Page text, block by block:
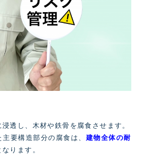
透し、木材や鉄骨を腐食させます。
要構造部分の腐食は、 建物全体の耐
なります。